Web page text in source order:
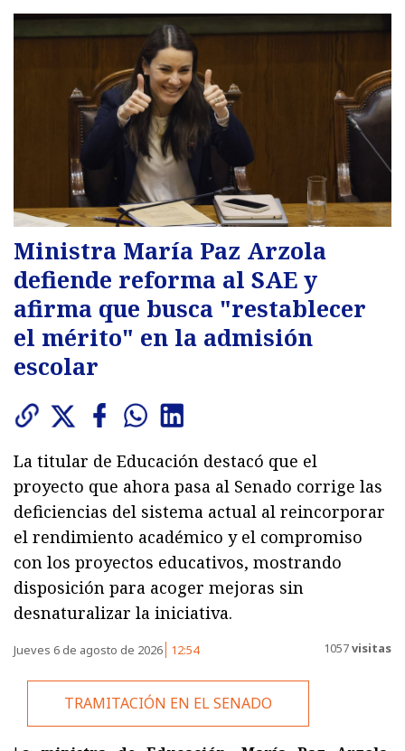
Ministra María Paz Arzola
defiende reforma al SAE y
afirma que busca "restablecer
el mérito" en la admisión
escolar
La titular de Educación destacó que el
proyecto que ahora pasa al Senado corrige las
deficiencias del sistema actual al reincorporar
el rendimiento académico y el compromiso
con los proyectos educativos, mostrando
disposición para acoger mejoras sin
desnaturalizar la iniciativa.
Jueves 6 de agosto de 2026 12:54 1057visitas
TRAMITACIÓN EN EL SENADO